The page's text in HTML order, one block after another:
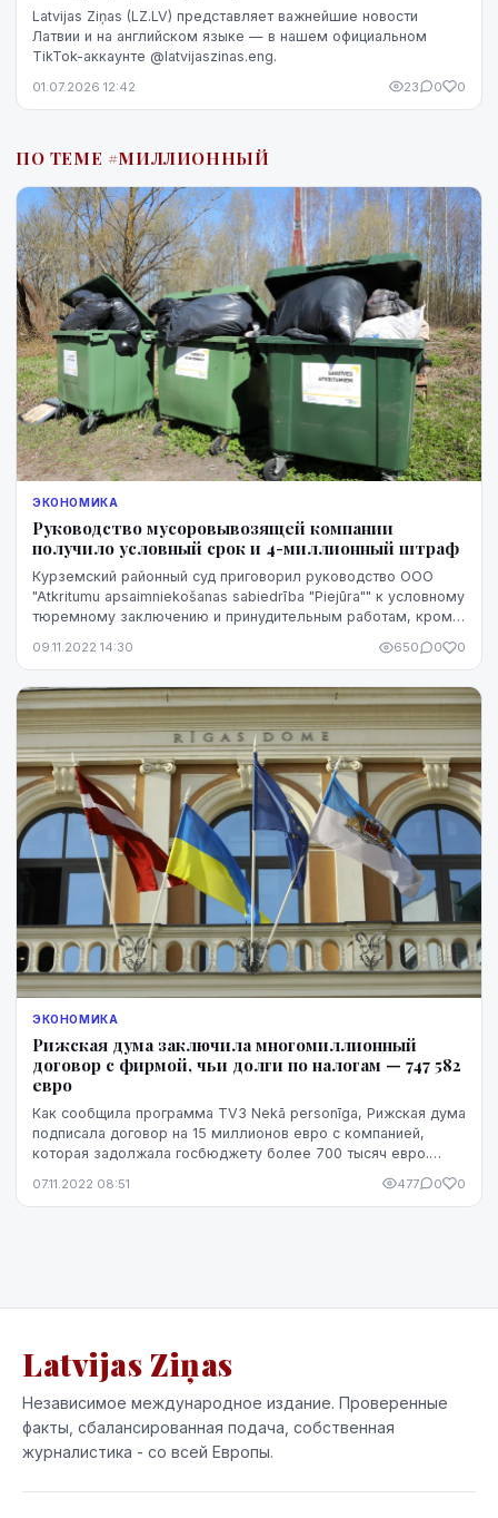
Latvijas Ziņas (LZ.LV) представляет важнейшие новости
Латвии и на английском языке — в нашем официальном
TikTok-аккаунте @latvijaszinas.eng.
01.07.2026 12:42 23 0 0
ПО ТЕМЕ #МИЛЛИОННЫЙ
ЭКОНОМИКА
Руководство мусоровывозящей компании
получило условный срок и 4-миллионный штраф
Курземский районный суд приговорил руководство ООО
"Atkritumu apsaimniekošanas sabiedrība "Piejūra"" к условному
тюремному заключению и принудительным работам, кроме
09.11.2022 14:30 650 0 0
ЭКОНОМИКА
Рижская дума заключила многомиллионный
договор с фирмой, чьи долги по налогам — 747 582
евро
Как сообщила программа TV3 Nekā personīga, Рижская дума
подписала договор на 15 миллионов евро с компанией,
которая задолжала госбюджету более 700 тысяч евро.
07.11.2022 08:51 477 0 0
Latvijas Ziņas
Независимое международное издание. Проверенные
факты, сбалансированная подача, собственная
журналистика - со всей Европы.